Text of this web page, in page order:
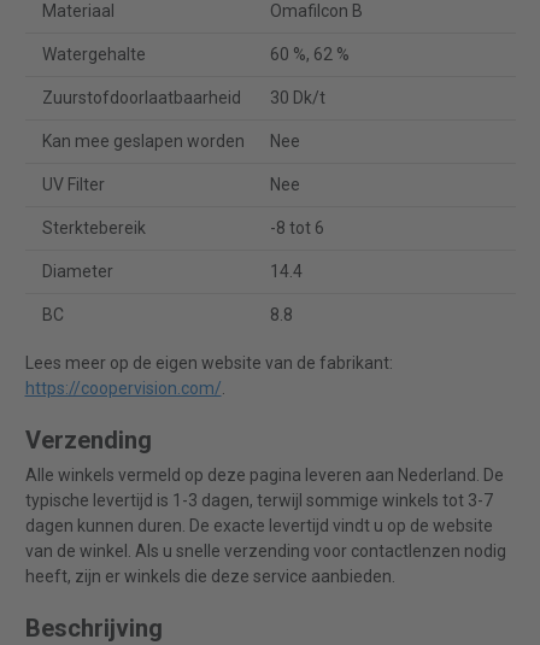
Materiaal Omafilcon B
Watergehalte 60 %, 62 %
Zuurstofdoorlaatbaarheid 30 Dk/t
Kan mee geslapen worden Nee
UV Filter Nee
Sterktebereik -8 tot 6
Diameter 14.4
BC 8.8
Lees meer op de eigen website van de fabrikant:
https://coopervision.com/.
Verzending
Alle winkels vermeld op deze pagina leveren aan Nederland. De
typische levertijd is 1-3 dagen, terwijl sommige winkels tot 3-7
dagen kunnen duren. De exacte levertijd vindt u op de website
van de winkel. Als u snelle verzending voor contactlenzen nodig
heeft, zijn er winkels die deze service aanbieden.
Beschrijving